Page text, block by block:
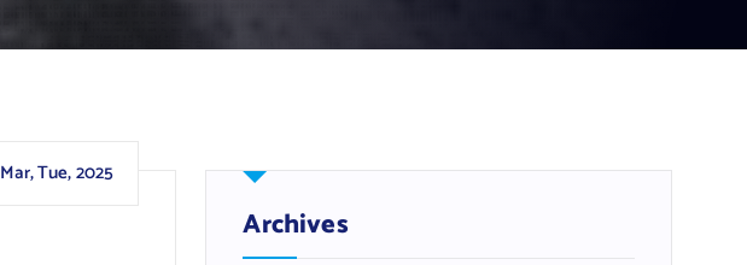
Mar, Tue, 2025
Archives